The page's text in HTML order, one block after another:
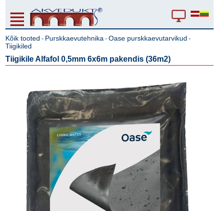
Kõik tooted - Purskkaevutehnika -Oase purskkaevutarvikud -
Tiigikiled
Tiigikile Alfafol 0,5mm 6x6m pakendis (36m2)